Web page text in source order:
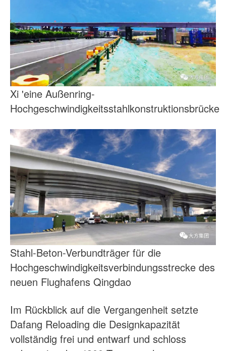
Xi 'eine Außenring-
Hochgeschwindigkeitsstahlkonstruktionsbrücke
Stahl-Beton-Verbundträger für die
Hochgeschwindigkeitsverbindungsstrecke des
neuen Flughafens Qingdao
Im Rückblick auf die Vergangenheit setzte
Dafang Reloading die Designkapazität
vollständig frei und entwarf und schloss